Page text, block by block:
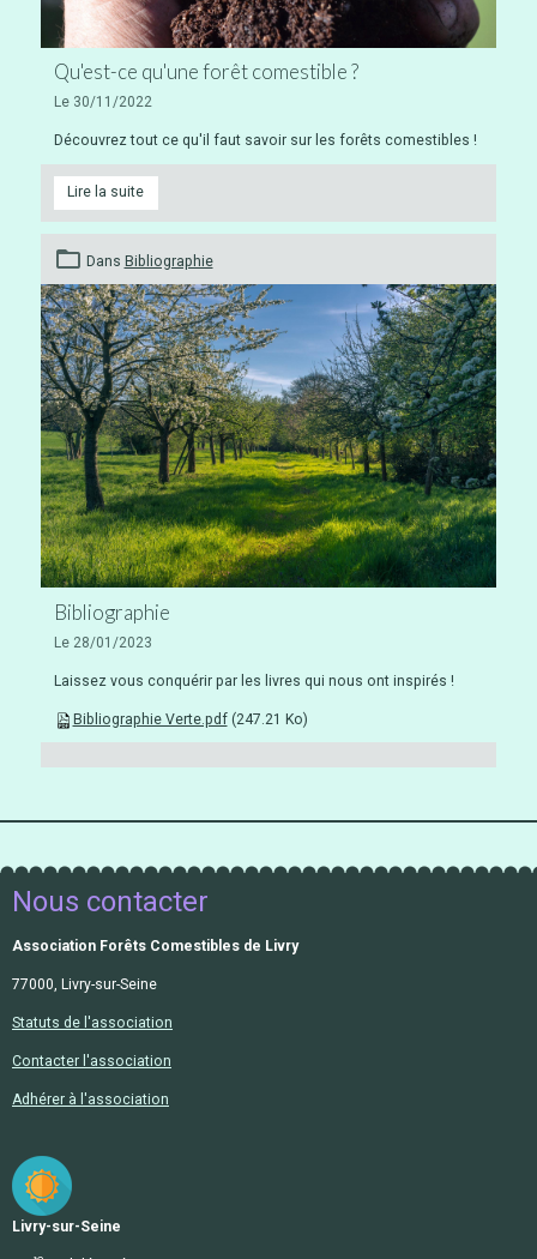
Qu'est-ce qu'une forêt comestible ?
Le 30/11/2022
Découvrez tout ce qu'il faut savoir sur les forêts comestibles !
Lire la suite
Dans Bibliographie
Bibliographie
Le 28/01/2023
Laissez vous conquérir par les livres qui nous ont inspirés !
Bibliographie Verte.pdf(247.21 Ko)
Nous contacter
Association Forêts Comestibles de Livry
77000, Livry-sur-Seine
Statuts de l'association
Contacter l'association
Adhérer à l'association
Livry-sur-Seine